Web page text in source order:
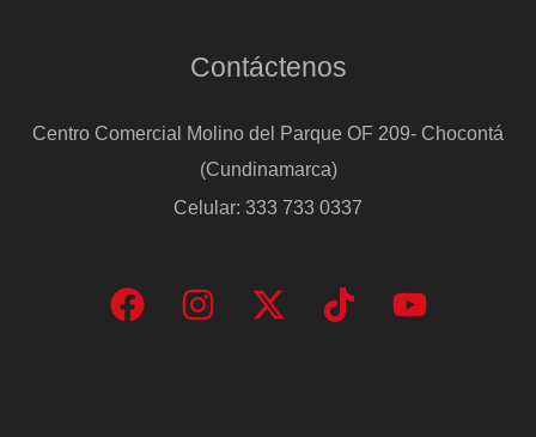
Contáctenos
Centro Comercial Molino del Parque OF 209- Chocontá
(Cundinamarca)
Celular: 333 733 0337